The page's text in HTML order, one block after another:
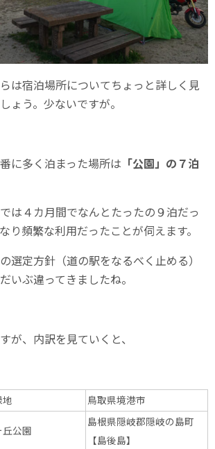
は宿泊場所についてちょっと詳しく見
ょう。少ないですが。
に多く泊まった場所は 「公園」の７泊
は４カ月間でなんとたったの９泊だっ
り頻繁な利用だったことが伺えます。
選定方針（道の駅をなるべく止める）
いぶ違ってきましたね。
が、内訳を見ていくと、
鳥取県境港市
公園
島根県隠岐郡隠岐の島町
【島後島】